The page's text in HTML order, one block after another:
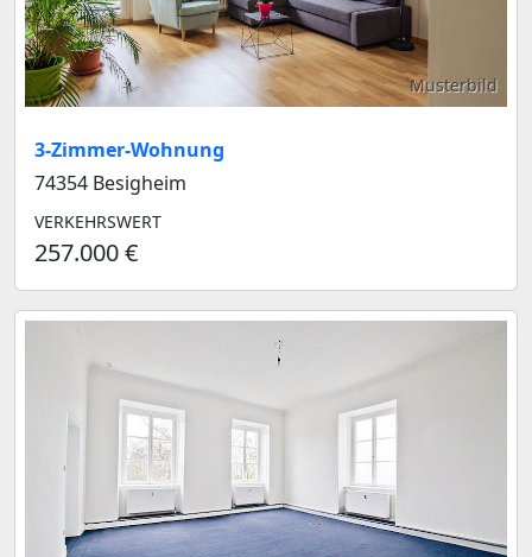
Musterbild
3-Zimmer-Wohnung
74354 Besigheim
VERKEHRSWERT
257.000 €